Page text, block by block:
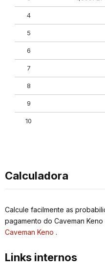
4
5
6
7
8
9
10
Calculadora
Calcule facilmente as
pagamento do Caveman Keno
Caveman Keno .
Links internos